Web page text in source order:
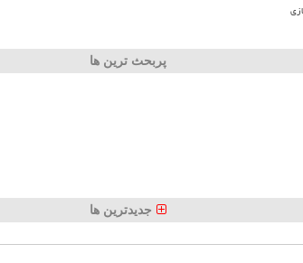
پربحث ترین ها
جدیدترین ها